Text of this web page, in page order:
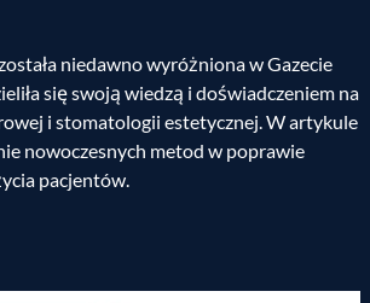
niedawno wyróżniona w Gazecie
się swoją wiedzą i doświadczeniem na
i stomatologii estetycznej. W artykule
nowoczesnych metod w poprawie
pacjentów.